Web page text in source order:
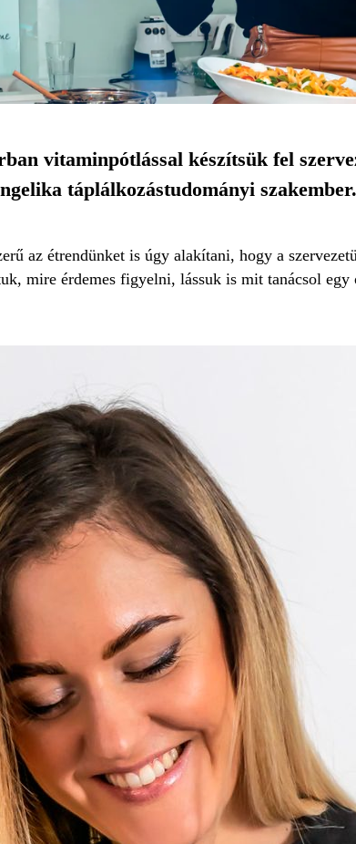
vitaminpótlással készítsük fel
táplálkozástudományi szakember.
az étrendünket is úgy alakítani, hogy a
mire érdemes figyelni, lássuk is mit tanácsol egy